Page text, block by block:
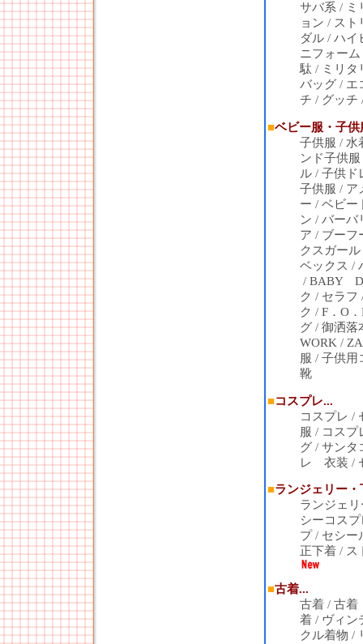
サバ系 / ミ
ョン / スト
ダル / ハイ
ニフォーム
駄 / ミリタ
バッグ / エ
チ / グッチ
■ベビー服・子供
子供服 / 水
ンド子供服
ル / 子供ド
子供服 / ア
ー / ベビー
ン / バーバ
ア / ブーフ
クスガール
ベックス /
/ BABY
ク / セラフ
ク / F．O
グ / 御洒落
WORK /
服 / 子供用
靴
■コスプレ...
コスプレ /
服 / コス
グ / サンタ
レ 衣装 /
■ランジェリー・
ランジェ
シーコスプ
プ/ セシー
正下着 / ス
■古着...
古着 / 古着
着 / ヴィン
クル着物 /